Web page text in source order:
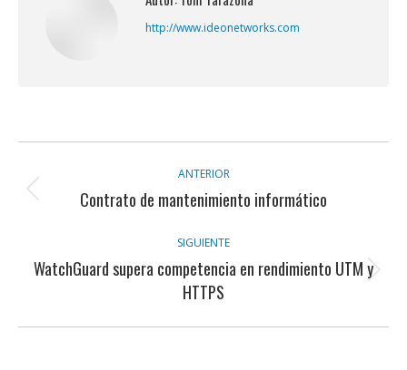
http://www.ideonetworks.com
entre
publicaciones
ANTERIOR
Publicación
Contrato de mantenimiento informático
SIGUIENTE
Publicación
siguiente:
WatchGuard supera competencia en rendimiento UTM y
HTTPS